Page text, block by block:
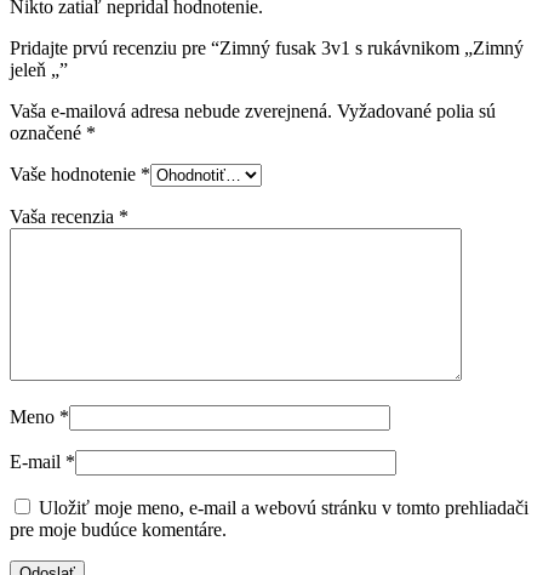
Nikto zatiaľ nepridal hodnotenie.
Pridajte prvú recenziu pre “Zimný fusak 3v1 s rukávnikom „Zimný
jeleň „”
Vaša e-mailová adresa nebude zverejnená. Vyžadované polia sú
označené *
Vaše hodnotenie *
Vaša recenzia *
Meno *
E-mail *
Uložiť moje meno, e-mail a webovú stránku v tomto prehliadači
pre moje budúce komentáre.